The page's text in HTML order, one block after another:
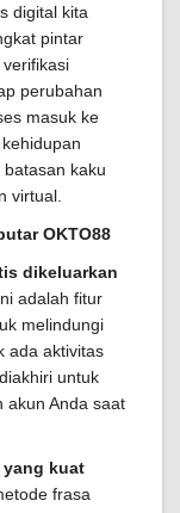
digital kita
pintar
perubahan
masuk ke
kaku
virtual.
OKTO88
dikeluarkan
adalah fitur
melindungi
ada aktivitas
untuk
akun Anda saat
yang kuat
frasa